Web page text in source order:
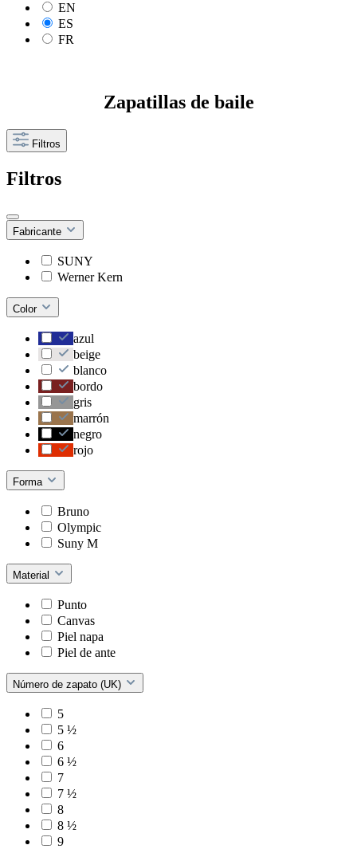
EN
ES
FR
Zapatillas de baile
Filtros
Filtros
Fabricante
SUNY
Werner Kern
Color
azul
beige
blanco
bordo
gris
marrón
negro
rojo
Forma
Bruno
Olympic
Suny M
Material
Punto
Canvas
Piel napa
Piel de ante
Número de zapato (UK)
5
5 ½
6
6 ½
7
7 ½
8
8 ½
9